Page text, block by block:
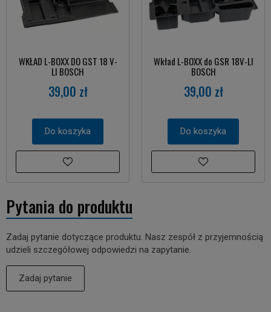
WKŁAD L-BOXX DO GST 18 V-
LI BOSCH
39,00 zł
Do koszyka
Wkład L-BOXX do GSR 18V-LI
BOSCH
39,00 zł
Do koszyka
Pytania do produktu
Zadaj pytanie dotyczące produktu. Nasz zespół z przyjemnością
udzieli szczegółowej odpowiedzi na zapytanie.
Zadaj pytanie